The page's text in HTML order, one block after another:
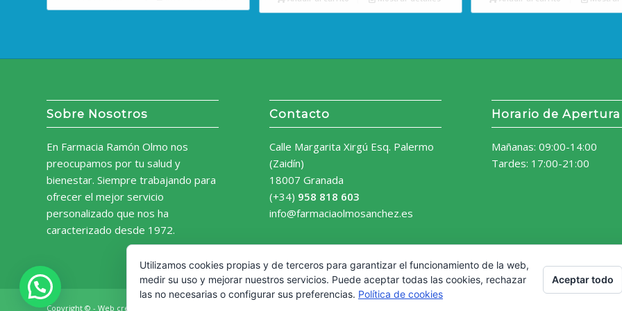
Sobre Nosotros
En Farmacia Ramón Olmo nos
preocupamos por tu salud y
bienestar. Siempre trabajando para
ofrecer el mejor servicio
personalizado que nos ha
caracterizado desde 1972.
Contacto
Calle Margarita Xirgú Esq. Palermo
(Zaidín)
18007 Granada
(+34) 958 818 603
info@farmaciaolmosanchez.es
Horario de Apertura
Mañanas: 09:00-14:00
Tardes: 17:00-21:00
Copyright © - Web creada por
Utilizamos cookies propias y de terceros para garantizar el funcionamiento de la web,
medir su uso y mejorar nuestros servicios. Puede aceptar todas las cookies, rechazar
las no necesarias o configurar sus preferencias. Política de cookies
Aceptar todo